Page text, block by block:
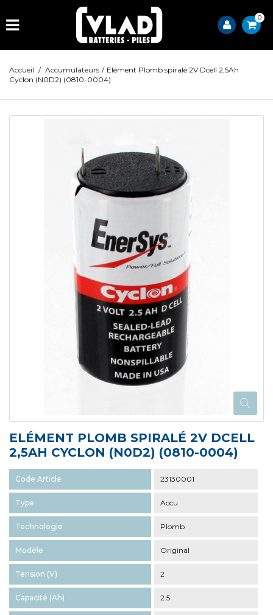
0
Accueil / Accumulateurs / Elément Plomb spiralé 2V Dcell 2,5Ah
Cyclon (N0D2) (0810-0004)
ELÉMENT PLOMB SPIRALÉ 2V DCELL
2,5AH CYCLON (N0D2) (0810-0004)
Code Article 23130001
Type Accu
Technologie Plomb
Modèle Original
Tension (V) 2
Capacité (Ah) 2.5